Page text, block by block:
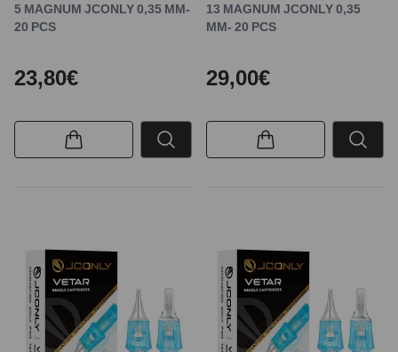
5 MAGNUM JCONLY 0,35 MM-
20 PCS
23,80€
13 MAGNUM JCONLY 0,35
MM- 20 PCS
29,00€